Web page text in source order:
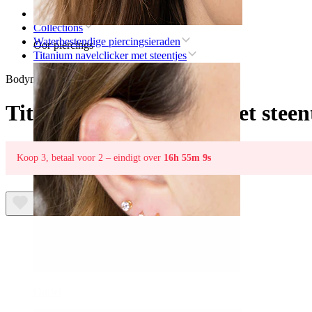
Oor piercings
Home
Collections
Waterbestendige piercingsieraden
Titanium navelclicker met steentjes
Bodymod Trend
Titanium navelclicker met
Koop 3, betaal voor 2 – eindigt over 16h 55m 9s